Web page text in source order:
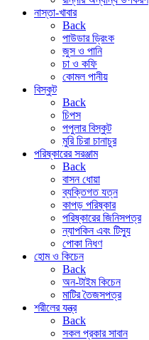
নাস্তা-খাবার
Back
পাউডার ড্রিংক
জুস ও পানি
চা ও কফি
কোমল পানীয়
বিস্কুট
Back
চিপস
পপুলার বিস্কুট
মুরি চিরা চানাচুর
পরিষ্কারের সরঞ্জাম
Back
বাসন ধোয়া
ব্যক্তিগত যত্ন
কাপড় পরিষ্কার
পরিষ্কারের জিনিসপত্র
ন্যাপকিন এবং টিস্যু
পোকা নিধণ
হোম ও কিচেন
Back
অন-টাইম কিচেন
মাটির তৈজসপত্র
শরীলের যন্ত্র
Back
সকল প্রকার সাবান